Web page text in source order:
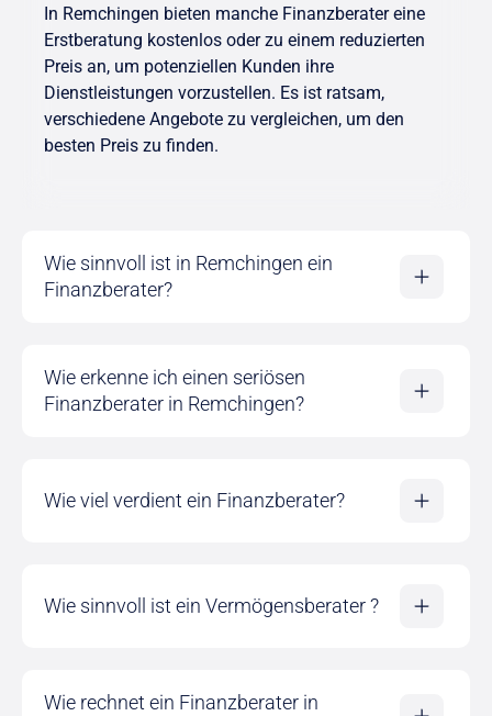
In Remchingen bieten manche Finanzberater eine
Erstberatung kostenlos oder zu einem reduzierten
Preis an, um potenziellen Kunden ihre
Dienstleistungen vorzustellen. Es ist ratsam,
verschiedene Angebote zu vergleichen, um den
besten Preis zu finden.
Wie sinnvoll ist in Remchingen ein
Finanzberater?
Wie erkenne ich einen seriösen
Finanzberater in Remchingen?
Wie viel verdient ein Finanzberater?
Wie sinnvoll ist ein Vermögensberater ?
Wie rechnet ein Finanzberater in